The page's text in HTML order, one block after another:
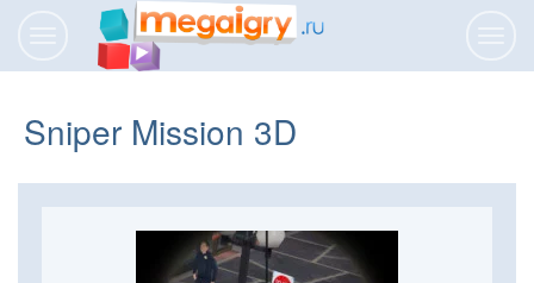
Переключить
навигацию
Sniper Mission 3D